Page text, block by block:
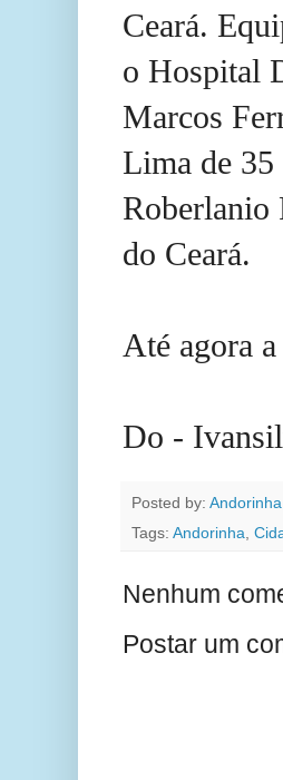
Ceará.
o Hospital
Marcos
Lima de 35
Roberlanio
do Ceará.
Até agora
Do -
Posted by:
Tags: Andorinha
Nenhum
Postar um